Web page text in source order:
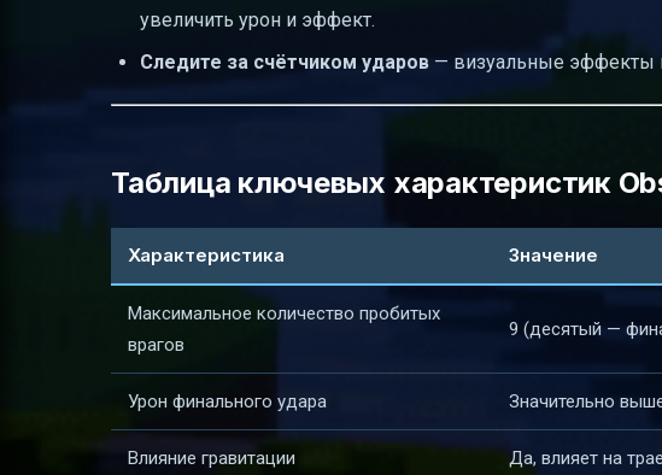
увеличить урон и эффект.
Следите за счётчиком ударов — визуальные эффекты
Таблица ключевых характеристик
Характеристика Значение
Максимальное количество пробитых
врагов
9 (десятый —
Урон финального удара Значительно
Влияние гравитации Да, влияет на